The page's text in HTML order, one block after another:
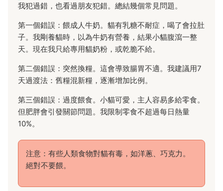
我犯過錯，也看過朋友犯錯。總結幾個常見問題。
第一個錯誤：餵成人牛奶。貓有乳糖不耐症，喝了會拉肚
子。我剛養貓時，以為牛奶有營養，結果小貓腹瀉一整
天。現在我只給專用貓奶粉，或乾脆不給。
第二個錯誤：突然換糧。這會導致腸胃不適。我建議用7
天過渡法：舊糧混新糧，逐漸增加比例。
第三個錯誤：過度餵食。小貓可愛，主人容易多給零食。
但肥胖會引發關節問題。我限制零食不超過每日熱量
10%。
注意：有些人類食物對貓有毒，如洋蔥、巧克力。
絕對不要餵。